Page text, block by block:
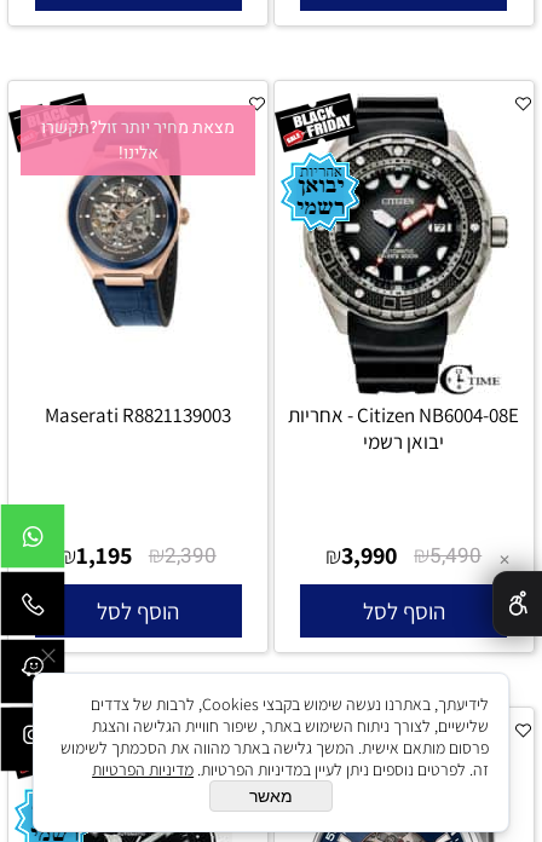
Citizen NB6004-08E - אחריות
יבואן רשמי
₪5,490
₪3,990
הוסף לסל
מצאת מחיר יותר זול?תקשרו
אלינו!
Maserati R8821139003
₪2,390
₪1,195
הוסף לסל
✕
לידיעתך, באתרנו נעשה שימוש בקבצי Cookies, לרבות של צדדים
שלישיים, לצורך ניתוח השימוש באתר, שיפור חוויית הגלישה והצגת
פרסום מותאם אישית. המשך גלישה באתר מהווה את הסכמתך לשימוש
זה. לפרטים נוספים ניתן לעיין במדיניות הפרטיות. מדיניות הפרטיות
מאשר